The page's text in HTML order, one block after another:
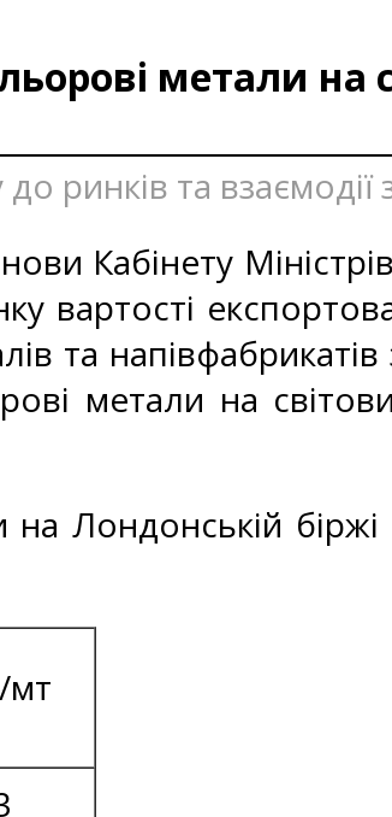
метали на
ринків та взаємодії
Кабінету
вартості
та напівфабрикатів
метали на
Лондонській біржі
мт